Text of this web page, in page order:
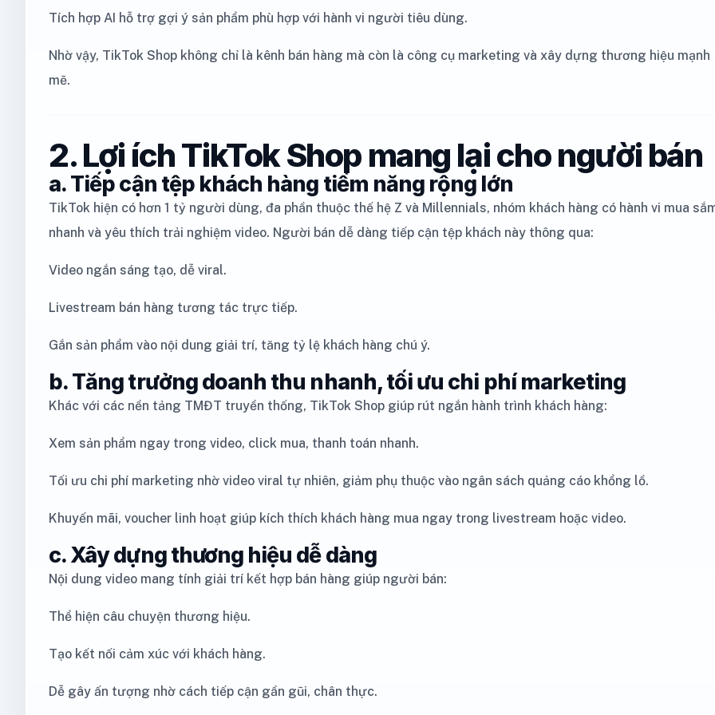
Tích hợp AI hỗ trợ gợi ý sản phẩm phù hợp với hành vi người tiêu dùng.
Nhờ vậy, TikTok Shop không chỉ là kênh bán hàng mà còn là công cụ marketing và xây dựng thương hiệu mạnh
mẽ.
2. Lợi ích TikTok Shop mang lại cho người bán
a. Tiếp cận tệp khách hàng tiềm năng rộng lớn
TikTok hiện có hơn 1 tỷ người dùng, đa phần thuộc thế hệ Z và Millennials, nhóm khách hàng có hành vi mua
nhanh và yêu thích trải nghiệm video. Người bán dễ dàng tiếp cận tệp khách này thông qua:
Video ngắn sáng tạo, dễ viral.
Livestream bán hàng tương tác trực tiếp.
Gắn sản phẩm vào nội dung giải trí, tăng tỷ lệ khách hàng chú ý.
b. Tăng trưởng doanh thu nhanh, tối ưu chi phí marketing
Khác với các nền tảng TMĐT truyền thống, TikTok Shop giúp rút ngắn hành trình khách hàng:
Xem sản phẩm ngay trong video, click mua, thanh toán nhanh.
Tối ưu chi phí marketing nhờ video viral tự nhiên, giảm phụ thuộc vào ngân sách quảng cáo khổng lồ.
Khuyến mãi, voucher linh hoạt giúp kích thích khách hàng mua ngay trong livestream hoặc video.
c. Xây dựng thương hiệu dễ dàng
Nội dung video mang tính giải trí kết hợp bán hàng giúp người bán:
Thể hiện câu chuyện thương hiệu.
Tạo kết nối cảm xúc với khách hàng.
Dễ gây ấn tượng nhờ cách tiếp cận gần gũi, chân thực.